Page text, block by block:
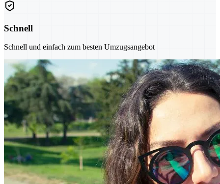
Schnell
Schnell und einfach zum besten Umzugsangebot